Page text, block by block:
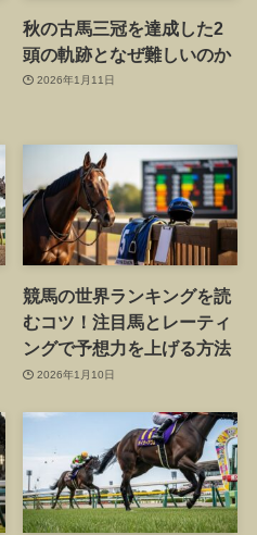
秋の古馬三冠を達成した2
頭の軌跡となぜ難しいのか
2026年1月11日
競馬の世界ランキングを読
むコツ！注目馬とレーティ
ングで予想力を上げる方法
2026年1月10日